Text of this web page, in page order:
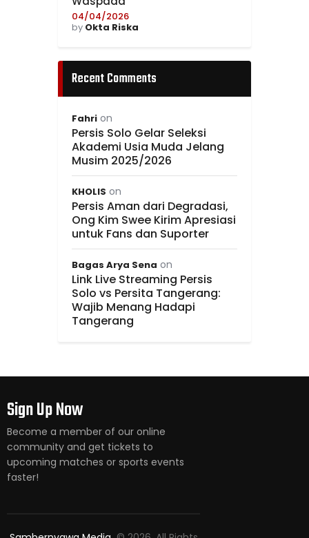
04/04/2026
by Okta Riska
Recent Comments
Fahri on
Persis Solo Gelar Seleksi
Akademi Usia Muda Jelang
Musim 2025/2026
KHOLIS on
Persis Aman dari Degradasi,
Ong Kim Swee Kirim Apresiasi
untuk Fans dan Suporter
Bagas Arya Sena on
Link Live Streaming Persis
Solo vs Persita Tangerang:
Wajib Menang Hadapi
Tangerang
Sign Up Now
Become a member of our online
community and get tickets to
upcoming matches or sports events
faster!